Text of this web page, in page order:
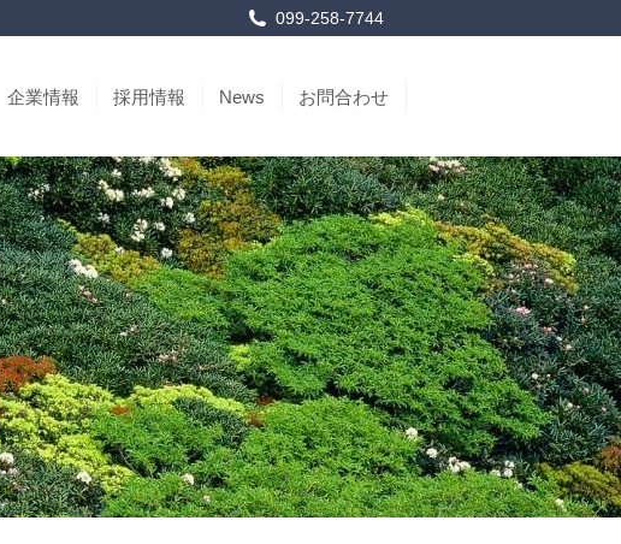
099-258-7744
企業情報 採用情報 News お問合わせ